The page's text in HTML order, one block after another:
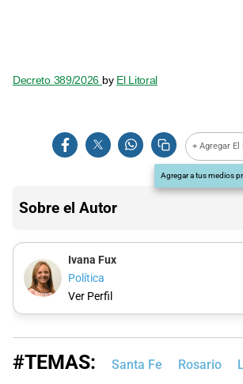
Decreto 389/2026 by El Litoral
+ Agregar
Agregar a tus medios
Sobre el Autor
Ivana Fux
Política
Ver Perfil
#TEMAS: Santa Fe Rosario